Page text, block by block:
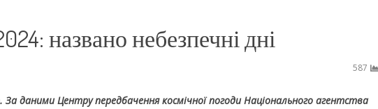
названо небезпечні дні
587
За даними Центру передбачення космічної погоди Національного агентства